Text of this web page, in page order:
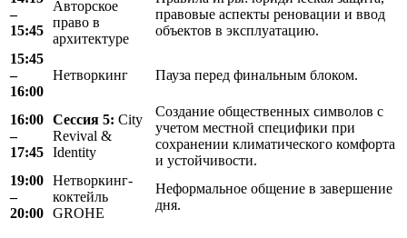
–
15:45
Авторское
право в
архитектуре
правовые аспекты реновации и ввод
объектов в эксплуатацию.
15:45
–
16:00
Нетворкинг Пауза перед финальным блоком.
16:00
–
17:45
Сессия 5: City
Revival &
Identity
Создание общественных символов с
учетом местной специфики при
сохранении климатического комфорта
и устойчивости.
19:00
–
20:00
Нетворкинг-
коктейль
GROHE
Неформальное общение в завершение
дня.